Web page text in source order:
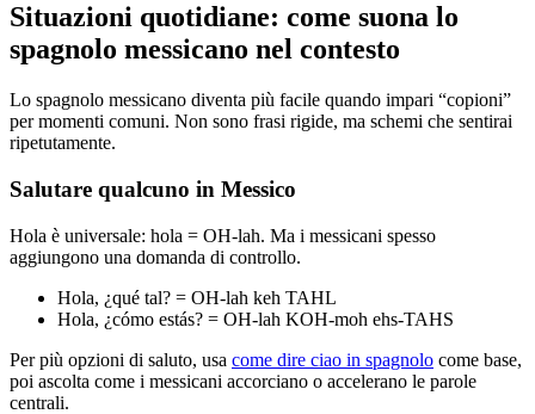
Situazioni quotidiane: come suona lo
spagnolo messicano nel contesto
Lo spagnolo messicano diventa più facile quando impari “copioni”
per momenti comuni. Non sono frasi rigide, ma schemi che sentirai
ripetutamente.
Salutare qualcuno in Messico
Hola è universale: hola = OH-lah. Ma i messicani spesso
aggiungono una domanda di controllo.
Hola, ¿qué tal? = OH-lah keh TAHL
Hola, ¿cómo estás? = OH-lah KOH-moh ehs-TAHS
Per più opzioni di saluto, usa come dire ciao in spagnolo come base,
poi ascolta come i messicani accorciano o accelerano le parole
centrali.